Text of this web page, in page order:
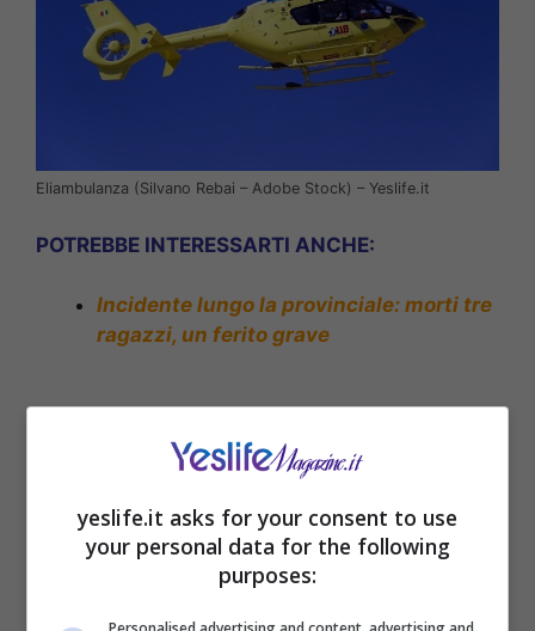
Eliambulanza (Silvano Rebai – Adobe Stock) – Yeslife.it
POTREBBE INTERESSARTI ANCHE:
Incidente lungo la provinciale: morti tre
ragazzi, un ferito grave
yeslife.it asks for your consent to use
your personal data for the following
purposes: